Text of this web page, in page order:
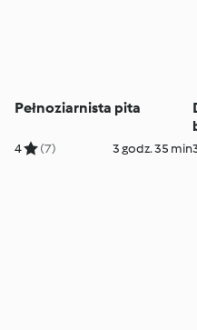
Pełnoziarnista pita
4 (7) 3 godz. 35 min